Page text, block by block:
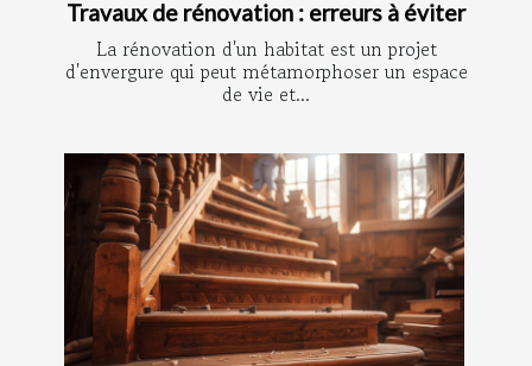
Travaux de rénovation : erreurs à éviter
La rénovation d'un habitat est un projet
d'envergure qui peut métamorphoser un espace
de vie et...